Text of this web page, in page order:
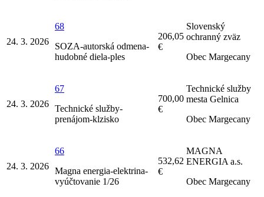
24. 3. 2026
68
SOZA-autorská odmena-
hudobné diela-ples
206,05
€
Slovenský
ochranný zväz
Obec Margecany
24. 3. 2026
67
Technické služby-
prenájom-klzisko
700,00
€
Technické služby
mesta Gelnica
Obec Margecany
24. 3. 2026
66
Magna energia-elektrina-
vyúčtovanie 1/26
532,62
€
MAGNA
ENERGIA a.s.
Obec Margecany